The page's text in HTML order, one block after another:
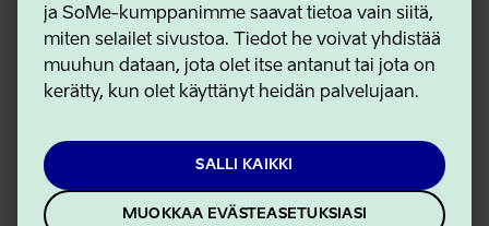
ja SoMe-kumppanimme saavat tietoa vain siitä,
miten selailet sivustoa. Tiedot he voivat yhdistää
muuhun dataan, jota olet itse antanut tai jota on
kerätty, kun olet käyttänyt heidän palvelujaan.
SALLI KAIKKI
MUOKKAA EVÄSTEASETUKSIASI
Yhteystiedot
Yhteistyökumppanit
Käyttöehdot
Eväste- ja tietosuojakäytäntö